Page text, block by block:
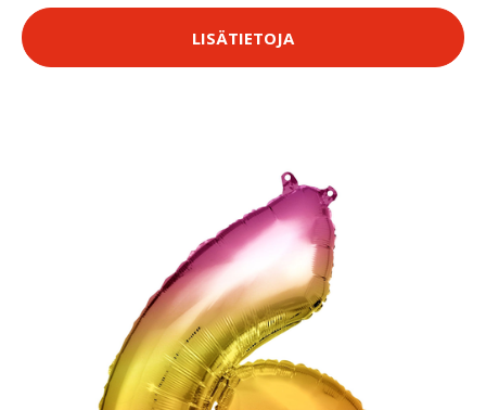
LISÄTIETOJA